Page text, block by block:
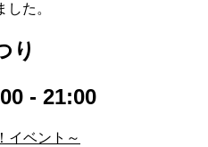
た。
り
- 21:00
イベント～